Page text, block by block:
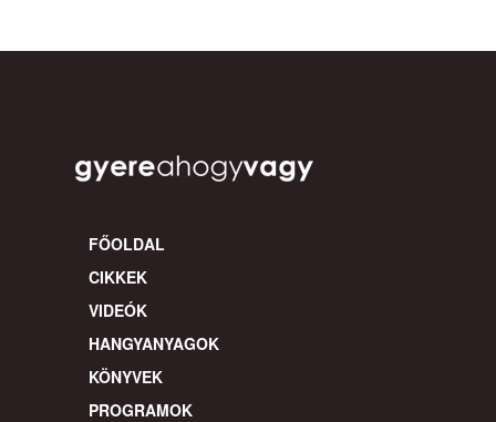
FŐOLDAL
CIKKEK
VIDEÓK
HANGYANYAGOK
KÖNYVEK
PROGRAMOK